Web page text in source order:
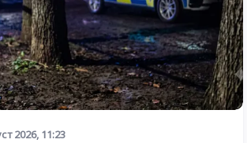
2026, 11:23